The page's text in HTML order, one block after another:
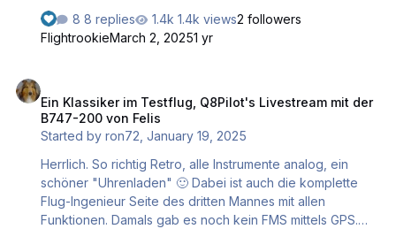
ob japanische Flugzeuge auch so zuverlässig sind.
Deshalb habe ich mir die Mitsubishi MU-2 Marquise von
TOGA Simulations zugelegt. Ich bin von der Optik, und
seines Uhrenladens Extrapunkte von mir. Leider ist dieses
Flugzeug bei vielen X-Plane Usern unbekannt. Grund
dafür wird sein, dass das Flugzeug nicht bei X-Plane.org,
oder im Aerosoft Shop ange…
8 replies 1.4k views2 followers
FlightrookieMarch 2, 20251 yr
Ein Klassiker im Testflug, Q8Pilot's Livestream mit der
B747-200 von Felis
Started byron72 ,January 19, 2025
Herrlich. So richtig Retro, alle Instrumente analog, ein
schöner "Uhrenladen" 🙂 Dabei ist auch die komplette
Flug-Ingenieur Seite des dritten Mannes mit allen
Funktionen. Damals gab es noch kein FMS mittels GPS.